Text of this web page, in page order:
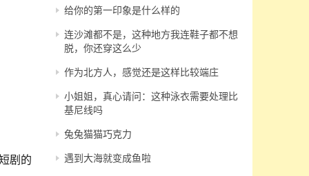
剧的
给你的第一印象是什么样的
连沙滩都不是，这种地方我连鞋子都不想
脱，你还穿这么少
作为北方人，感觉还是这样比较端庄
小姐姐，真心请问：这种泳衣需要处理比
基尼线吗
兔兔猫猫巧克力
遇到大海就变成鱼啦